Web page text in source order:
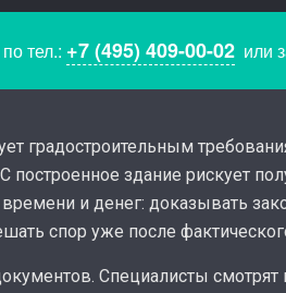
тел.: +7 (495) 409-00-02или
градостроительным
здание рискует
и денег: доказывать
спор уже после
Специалисты